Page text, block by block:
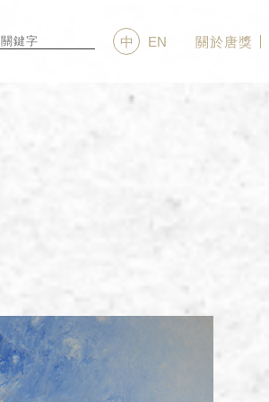
中 EN 關於唐獎